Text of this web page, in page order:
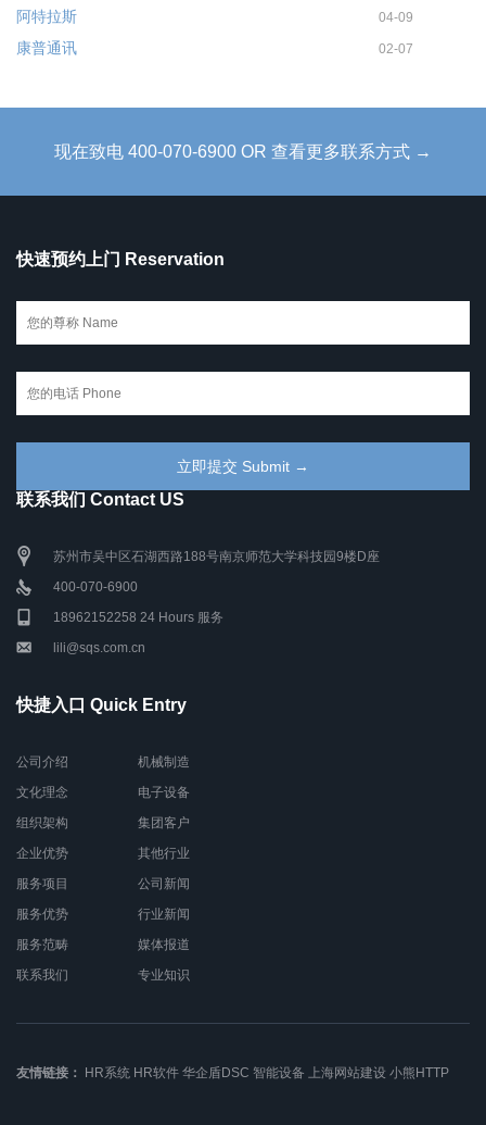
阿特拉斯 04-09
康普通讯 02-07
现在致电 400-070-6900 OR 查看更多联系方式 →
快速预约上门 Reservation
联系我们 Contact US
苏州市吴中区石湖西路188号南京师范大学科技园9楼D座
400-070-6900
18962152258 24 Hours 服务
lili@sqs.com.cn
快捷入口 Quick Entry
公司介绍
文化理念
组织架构
企业优势
服务项目
服务优势
服务范畴
联系我们
机械制造
电子设备
集团客户
其他行业
公司新闻
行业新闻
媒体报道
专业知识
友情链接： HR系统 HR软件 华企盾DSC 智能设备 上海网站建设 小熊HTTP